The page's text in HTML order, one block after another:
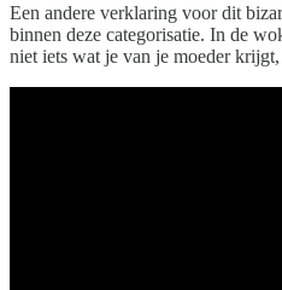
Een andere verklaring voor dit
binnen deze categorisatie. In de
niet iets wat je van je moeder